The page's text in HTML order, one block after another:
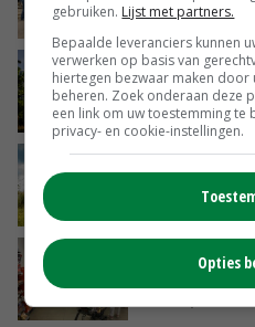
VANDAAG, 07:00
Kamervragen
minister
GISTEREN, 16:27
overkant’
Oorlogen en
GISTEREN, 15:04
gebruiken. Lijst met partners.
Bepaalde leveranciers kunnen
verwerken op basis van
hiertegen bezwaar maken
beheren. Zoek onderaan deze
een link om uw toestemming te
privacy- en cookie-instellingen.
Opties